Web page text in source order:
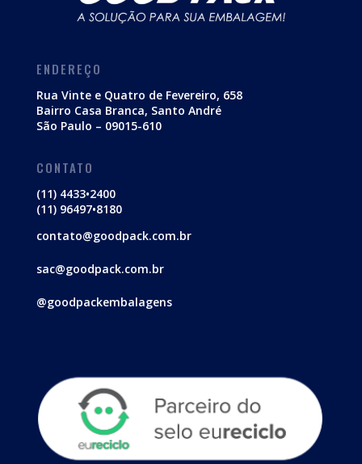
ENDEREÇO
Rua Vinte e Quatro de Fevereiro, 658
Bairro Casa Branca, Santo André
São Paulo – 09015-610
CONTATO
(11) 4433•2400
(11) 96497•8180
contato@goodpack.com.br
sac@goodpack.com.br
@goodpackembalagens